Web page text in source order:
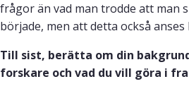
frågor än vad man trodde att man
började, men att detta också anses
Till sist, berätta om din
forskare och vad du vill göra i